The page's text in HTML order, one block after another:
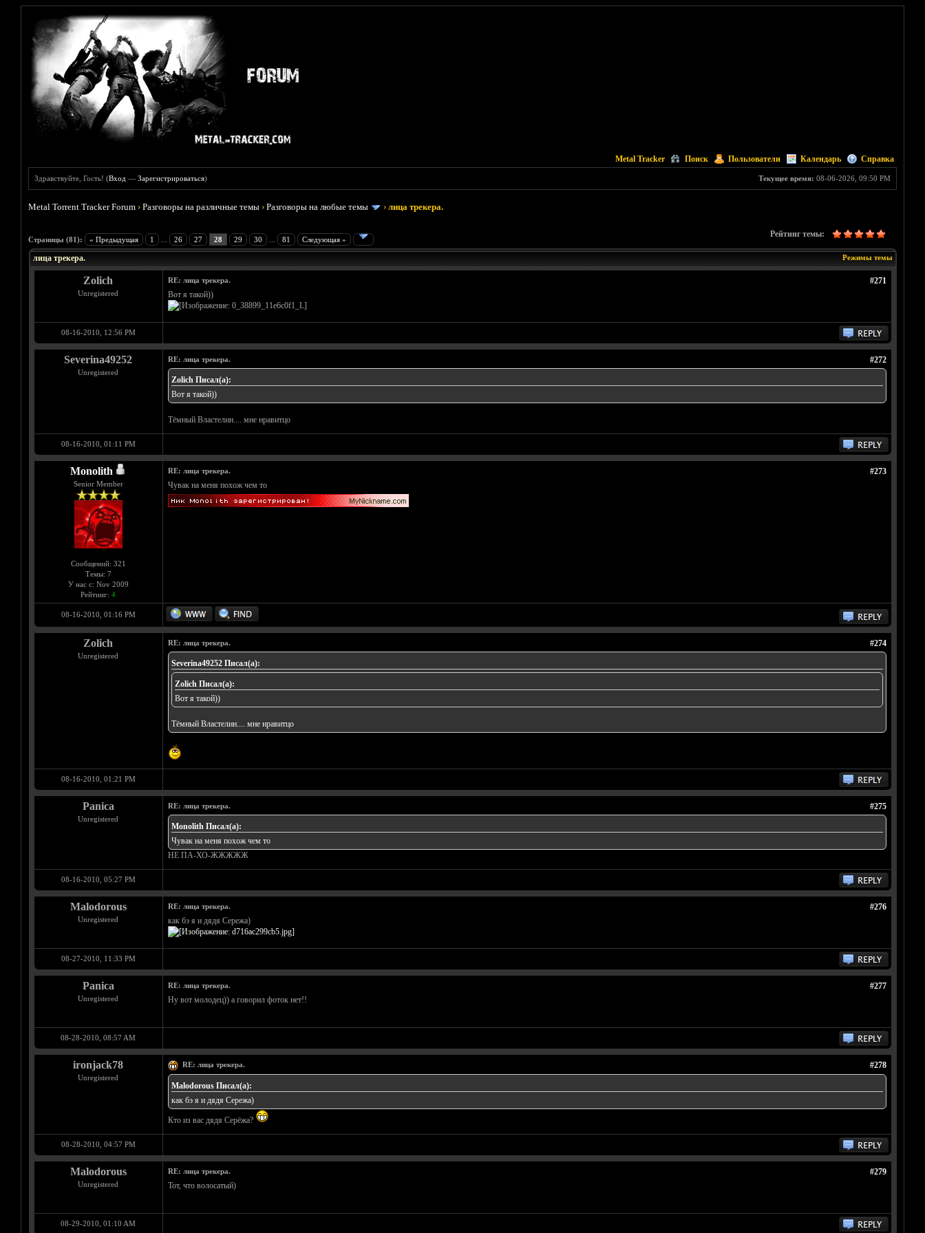
Metal Tracker Поиск Пользователи Календарь Справка
Текущее время: 08-06-2026, 09:50 PM
Здравствуйте, Гость! (Вход —Зарегистрироваться)
Metal Torrent Tracker Forum ›Разговоры на различные темы ›Разговоры на любые темы ›лица трекера.
Страницы (81): « Предыдущая 1 26 27 28 29 30 81 Следующая »
Рейтинг темы:
Голосов: 9 - Средняя оценка: 4.78
1
2
3
4
5
Режимы темы
лица трекера.
Zolich
Unregistered
#271
RE: лица трекера.
Вот я такой))
08-16-2010, 12:56 PM
Severina49252
Unregistered
#272
RE: лица трекера.
Zolich Писал(а):
Вот я такой))
Тёмный Властелин.... мне нравитцо
08-16-2010, 01:11 PM
Monolith
Senior Member
Сообщений: 321
Темы: 7
У нас с: Nov 2009
Рейтинг: 4
#273
RE: лица трекера.
Чувак на меня похож чем то
08-16-2010, 01:16 PM
Zolich
Unregistered
#274
RE: лица трекера.
Severina49252 Писал(а):
Zolich Писал(а):
Вот я такой))
Тёмный Властелин.... мне нравитцо
08-16-2010, 01:21 PM
Panica
Unregistered
#275
RE: лица трекера.
Monolith Писал(а):
Чувак на меня похож чем то
НЕ ПА-ХО-ЖЖЖЖЖ
08-16-2010, 05:27 PM
Malodorous
Unregistered
#276
RE: лица трекера.
как бэ я и дядя Сережа)
08-27-2010, 11:33 PM
Panica
Unregistered
#277
RE: лица трекера.
Ну вот молодец)) а говорил фоток нет!!
08-28-2010, 08:57 AM
ironjack78
Unregistered
#278
RE: лица трекера.
Malodorous Писал(а):
как бэ я и дядя Сережа)
Кто из вас дядя Серёжа?
08-28-2010, 04:57 PM
Malodorous
Unregistered
#279
RE: лица трекера.
Тот, что волосатый)
08-29-2010, 01:10 AM